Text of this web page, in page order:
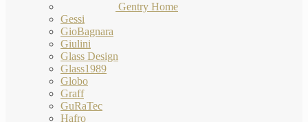
Gentry Home
Gessi
GioBagnara
Giulini
Glass Design
Glass1989
Globo
Graff
GuRaTec
Hafro